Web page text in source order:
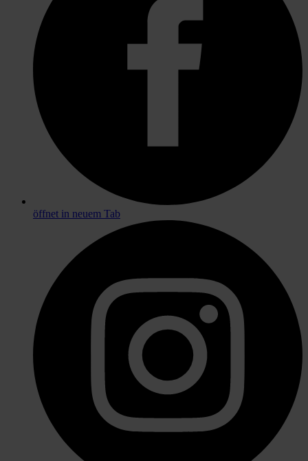
öffnet in neuem Tab